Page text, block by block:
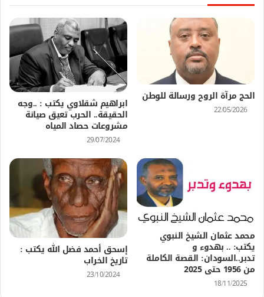
الحج مرآة الروح ورسالة للوطن
22/05/2026 ابراهيم شقلاوي يكتب : ..وجه
الحقيقة.. الحرب تعيق صيانة
مشروعات حصاد المياه
29/07/2024
محمد عثمان الشيخ النبوي
يكتب: .. بهدوء و
تدبر..السودان: القصة الكاملة
من 1956 حتى 2025
18/11/2025
إسحق أحمد فضل الله يكتب :
تاريخ الخراب
23/10/2024